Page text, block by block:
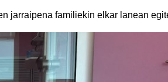
jarraipena familiekin elkar lanean